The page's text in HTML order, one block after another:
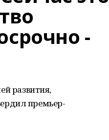
-
развития,
премьер-